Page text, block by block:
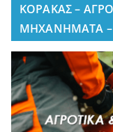
ΚΟΡΑΚΑΣ –
ΜΗΧΑΝΗΜΑΤΑ –